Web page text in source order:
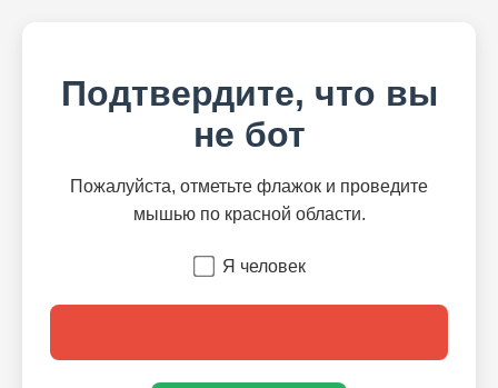
Подтвердите, что вы
не бот
Пожалуйста, отметьте флажок и проведите
мышью по красной области.
Я человек